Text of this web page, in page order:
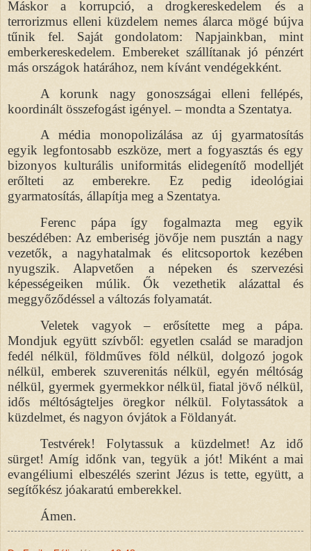
Máskor a korrupció, a drogkereskedelem és a
terrorizmus elleni küzdelem nemes álarca mögé bújva
tűnik fel. Saját gondolatom: Napjainkban, mint
emberkereskedelem. Embereket szállítanak jó pénzért
más országok határához, nem kívánt vendégekként.
A korunk nagy gonoszságai elleni fellépés,
koordinált összefogást igényel. – mondta a Szentatya.
A média monopolizálása az új gyarmatosítás
egyik legfontosabb eszköze, mert a fogyasztás és egy
bizonyos kulturális uniformitás elidegenítő modelljét
erőlteti az emberekre. Ez pedig ideológiai
gyarmatosítás, állapítja meg a Szentatya.
Ferenc pápa így fogalmazta meg egyik
beszédében: Az emberiség jövője nem pusztán a nagy
vezetők, a nagyhatalmak és elitcsoportok kezében
nyugszik. Alapvetően a népeken és szervezési
képességeiken múlik. Ők vezethetik alázattal és
meggyőződéssel a változás folyamatát.
Veletek vagyok – erősítette meg a pápa.
Mondjuk együtt szívből: egyetlen család se maradjon
fedél nélkül, földműves föld nélkül, dolgozó jogok
nélkül, emberek szuverenitás nélkül, egyén méltóság
nélkül, gyermek gyermekkor nélkül, fiatal jövő nélkül,
idős méltóságteljes öregkor nélkül. Folytassátok a
küzdelmet, és nagyon óvjátok a Földanyát.
Testvérek! Folytassuk a küzdelmet! Az idő
sürget! Amíg időnk van, tegyük a jót! Miként a mai
evangéliumi elbeszélés szerint Jézus is tette, együtt, a
segítőkész jóakaratú emberekkel.
Ámen.